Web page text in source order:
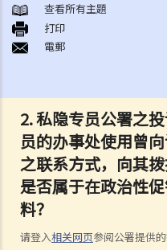
2. 私隐专员公署之
员的办事处使用曾
之联系方式，向其
是否属于在政治性
料？
请登入相关网页参阅公署提供的
1. 若违反保障资料原则，会有甚
2. 在哪些情况下，持有个人资料
料原则的规限?
4. 在浏览互联网时，我发现自
网站并无事先取得我的同意，
场内偷拍的。我可否根据《个
人或摄影师 ?
5. 我在订阅服务提供商的服务
它删除我的个人资料吗？
查看所有主題
打印
電郵